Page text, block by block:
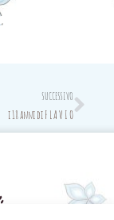
SUCCESSIVO
i 18 anni di F L A V I O
Next